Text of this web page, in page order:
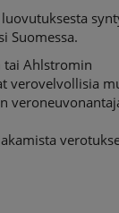
Suomessa.
tai Ahlstromin
verovelvollisia